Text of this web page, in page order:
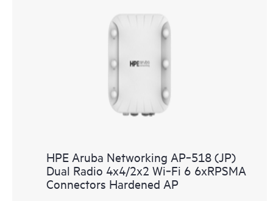
HPE Aruba Networking AP‑518 (JP)
Dual Radio 4x4/2x2 Wi‑Fi 6 6xRPSMA
Connectors Hardened AP